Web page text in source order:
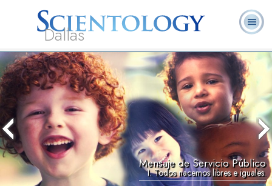
Dallas
Acerca de
Nosotros
L. Ronald
Hubbard
¿Qué es
Scientology?
Ministros
Voluntarios
Preguntas
Frecuentes
Libros
Mensaje de Servicio Público
1. Todos nacemos libres e iguales.